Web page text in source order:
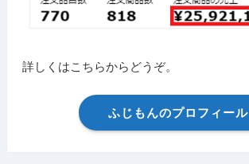
詳しくはこちらからどうぞ。
ふじもんのプロフィール